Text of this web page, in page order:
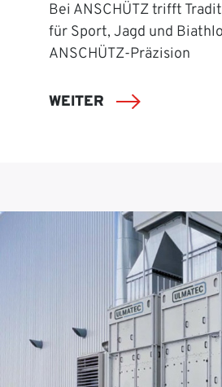
Bei ANSCHÜTZ trifft
für Sport, Jagd und
ANSCHÜTZ-Präzision
WEITER